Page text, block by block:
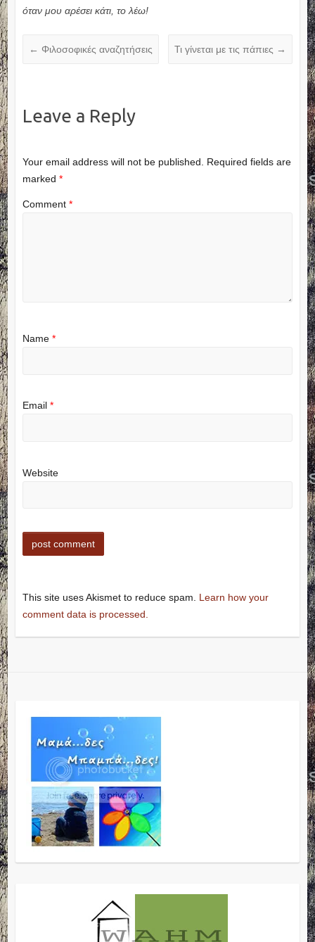
όταν μου αρέσει κάτι, το λέω!
← Φιλοσοφικές αναζητήσεις Τι γίνεται με τις πάπιες →
Leave a Reply
Your email address will not be published.
Required fields are
marked *
Comment *
Name *
Email *
Website
This site uses Akismet to reduce spam. Learn how your
comment data is processed.